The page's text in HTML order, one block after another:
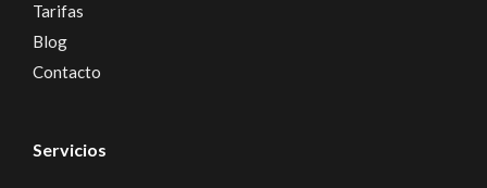
Tarifas
Blog
Contacto
Servicios